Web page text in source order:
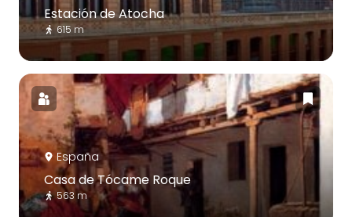
Estación de Atocha
615 m
España
Casa de Tócame Roque
563 m